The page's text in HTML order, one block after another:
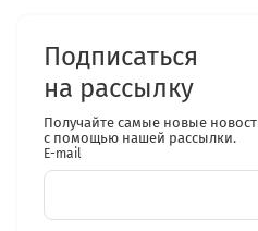
Подписаться
на рассылку
Получайте самые новые
с помощью нашей рассылки.
E-mail